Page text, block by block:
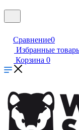
Сравнение0
Избранные
Корзина 0